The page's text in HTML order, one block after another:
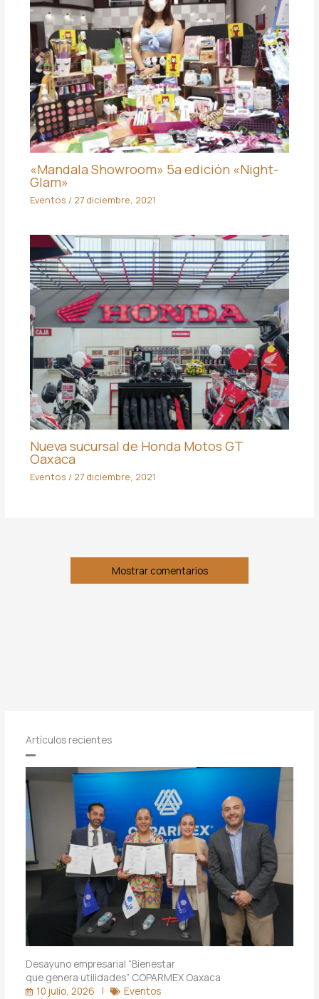
«Mandala Showroom» 5a edición «Night-
Glam»
Eventos / 27 diciembre, 2021
Nueva sucursal de Honda Motos GT
Oaxaca
Eventos / 27 diciembre, 2021
Mostrar comentarios
Artículos recientes
Desayuno empresarial “Bienestar
que genera utilidades” COPARMEX Oaxaca
10 julio, 2026
Eventos